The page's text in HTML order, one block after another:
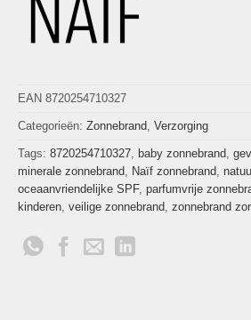
EAN 8720254710327
Categorieën: Zonnebrand Verzorging
Tags: 8720254710327 baby zonnebrand
minerale zonnebrand
Naïf zonnebrand
oceaanvriendelijke SPF, parfumvrije
kinderen veilige zonnebrand zonnebrand